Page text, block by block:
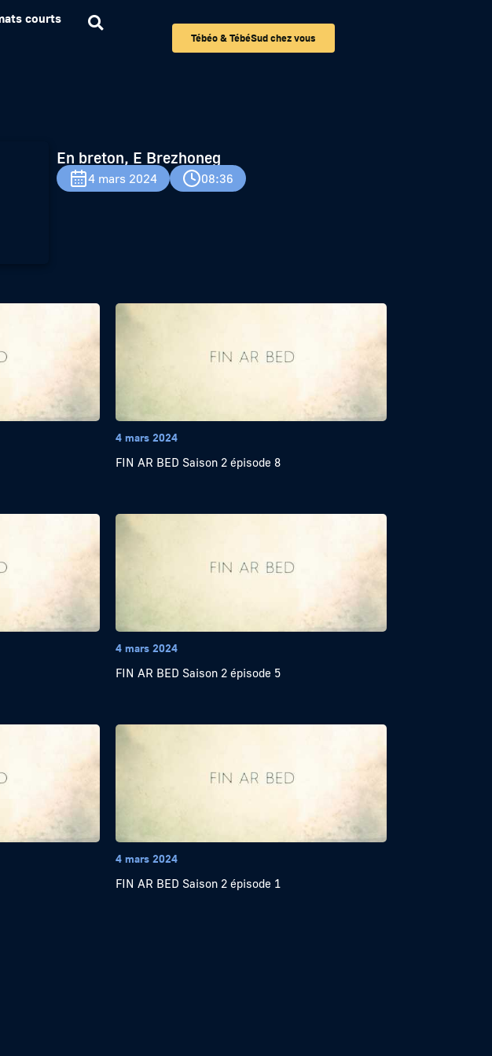
courts
Tébéo & TébéSud chez vous
En breton, E Brezhoneg
4 mars 2024 08:36
4 mars 2024
FIN AR BED Saison 2 épisode 8
4 mars 2024
FIN AR BED Saison 2 épisode 5
4 mars 2024
FIN AR BED Saison 2 épisode 1